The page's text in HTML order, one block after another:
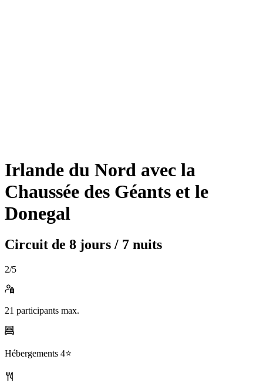
Irlande du Nord avec la
Chaussée des Géants et le
Donegal
Circuit de 8 jours / 7 nuits
2/5
21 participants max.
Hébergements 4⭐️